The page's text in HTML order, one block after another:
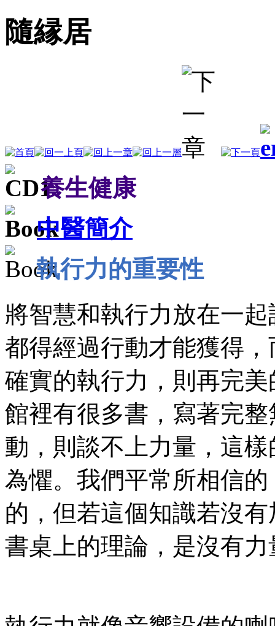
隨縁居
養生健康
中醫簡介
執行力的重要性
將智慧和執行力放在一
都得經過行動才能獲得
確實的執行力，則再完
館裡有很多書，寫著完
動，則談不上力量，這
為懼。我們平常所相信
的，但若這個知識若沒
書桌上的理論，是沒有力